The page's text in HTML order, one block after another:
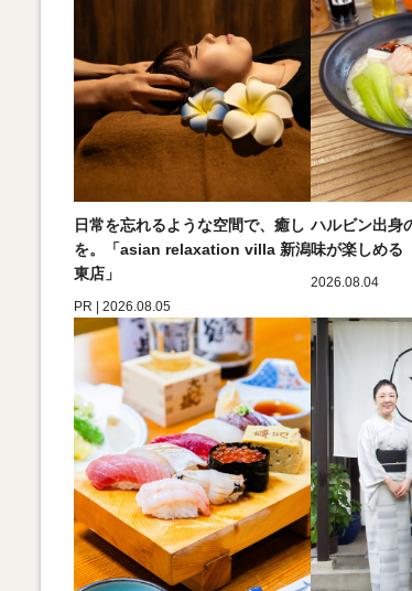
日常を忘れるような空間で、癒し
を。「asian relaxation villa 新潟
東店」
PR | 2026.08.05
ハルビン出身
味が楽しめる
2026.08.04